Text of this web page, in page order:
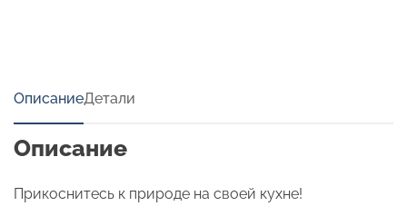
ОписаниеДетали
Описание
Прикоснитесь к природе на своей кухне!